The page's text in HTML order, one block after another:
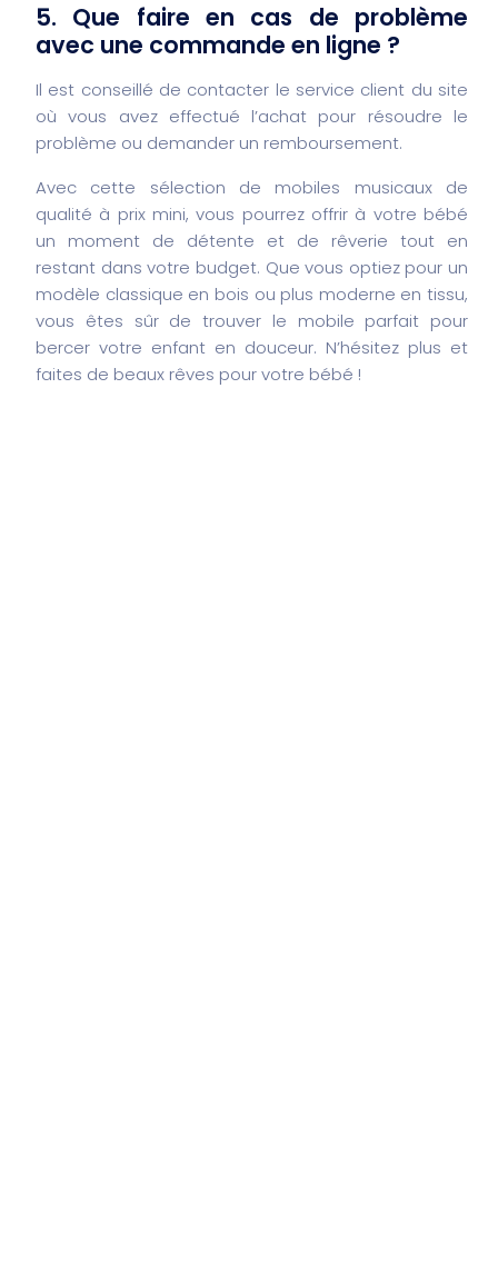
5. Que faire en cas de problème
avec une commande en ligne ?
Il est conseillé de contacter le service client du site
où vous avez effectué l’achat pour résoudre le
problème ou demander un remboursement.
Avec cette sélection de mobiles musicaux de
qualité à prix mini, vous pourrez offrir à votre bébé
un moment de détente et de rêverie tout en
restant dans votre budget. Que vous optiez pour un
modèle classique en bois ou plus moderne en tissu,
vous êtes sûr de trouver le mobile parfait pour
bercer votre enfant en douceur. N’hésitez plus et
faites de beaux rêves pour votre bébé !